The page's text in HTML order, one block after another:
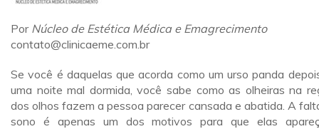
Por Núcleo de Estética Médica e Emagrecimento
contato@clinicaeme.com.br
Se você é daquelas que acorda como um urso panda
uma noite mal dormida, você sabe como as olheiras na
dos olhos fazem a pessoa parecer cansada e abatida. A
sono é apenas um dos motivos para que elas